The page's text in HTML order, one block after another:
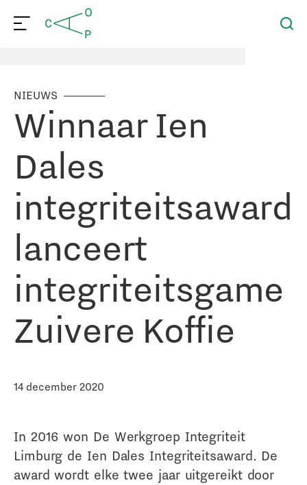
NIEUWS
Winnaar Ien
Dales
integriteitsaward
lanceert
integriteitsgame
Zuivere Koffie
14 december 2020
In 2016 won De Werkgroep Integriteit
Limburg de Ien Dales Integriteitsaward. De
award wordt elke twee jaar uitgereikt door